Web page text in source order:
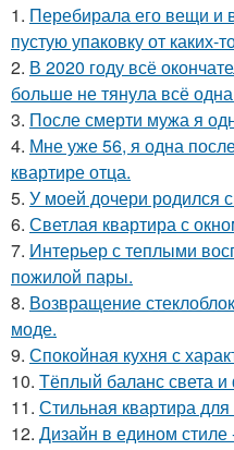
1. Перебирала его вещи и
пустую упаковку от каких-
2. В 2020 году всё
больше не тянула всё
3. После смерти мужа я
4. Мне уже 56, я одна
квартире отца.
5. У моей дочери родился
6. Светлая квартира с
7. Интерьер с теплыми
пожилой пары.
8. Возвращение
моде.
9. Спокойная кухня с
10. Тёплый баланс света и
11. Стильная квартира
12. Дизайн в едином